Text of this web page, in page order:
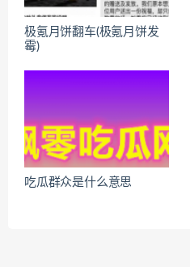
极氪月饼翻车(极氪月饼发
霉)
吃瓜群众是什么意思